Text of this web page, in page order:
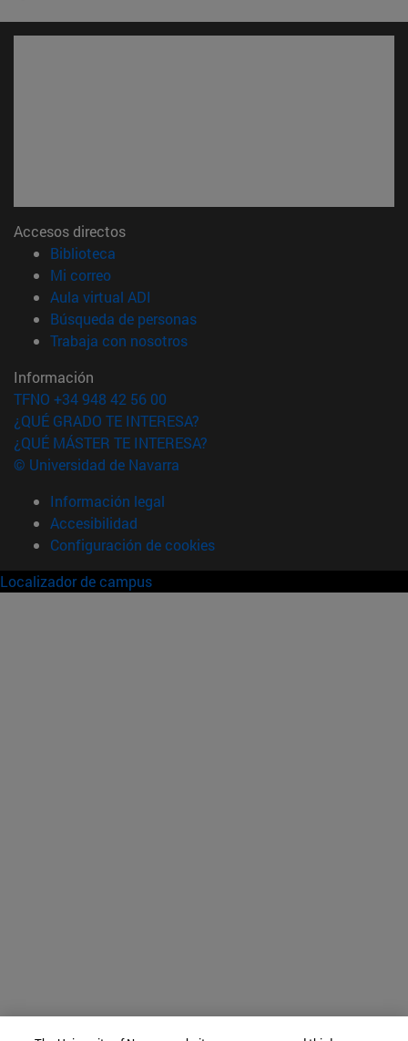
Accesos directos
Biblioteca
Mi correo(abre en nueva ventana)
Aula virtual ADI
Búsqueda de personas(abre en nueva ventana)
Trabaja con nosotros(abre en nueva ventana)
Información
TFNO +34 948 42 56 00
¿QUÉ GRADO TE INTERESA?
¿QUÉ MÁSTER TE INTERESA?
© Universidad de Navarra
Información legal
Accesibilidad
Configuración de cookies
Localizador de campus